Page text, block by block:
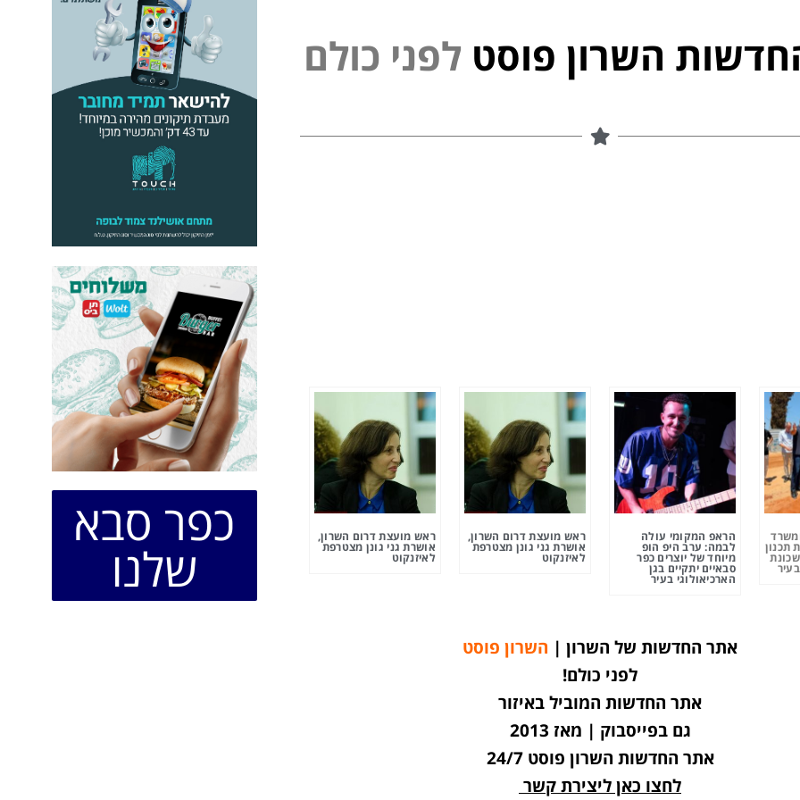
השרון פוסט לפני כולם
תכנון
הראפ המקומי עולה
לבמה: ערב היפ הופ
מיוחד של יוצרים כפר
סבאיים יתקיים בגן
הארכיאולוגי בעיר
ראש מועצת דרום השרון,
אושרת גני גונן מצטרפת
לאיזנקוט
ראש מועצת דרום השרון,
אושרת גני גונן מצטרפת
לאיזנקוט
כפר סבא
שלנו
אתר החדשות של השרון | השרון פוסט
לפני כולם!
אתר החדשות המוביל באיזור
גם בפייסבוק | מאז 2013
אתר החדשות השרון פוסט 24/7
לחצו כאן ליצירת קשר